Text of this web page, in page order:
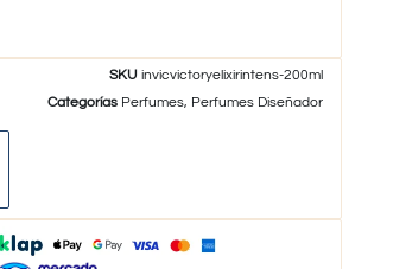
SKUinvicvictoryelixirintens-200ml
Categorías Perfumes, Perfumes Diseñador